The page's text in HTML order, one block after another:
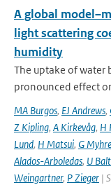
A global
light scattering
humidity
The uptake of water
pronounced effect
MA Burgos, EJ Andrews,
Z Kipling, A Kirkevåg, H
Lund, H Matsui, G Myhre
Alados-Arboledas, U
Weingartner, P Zieger |